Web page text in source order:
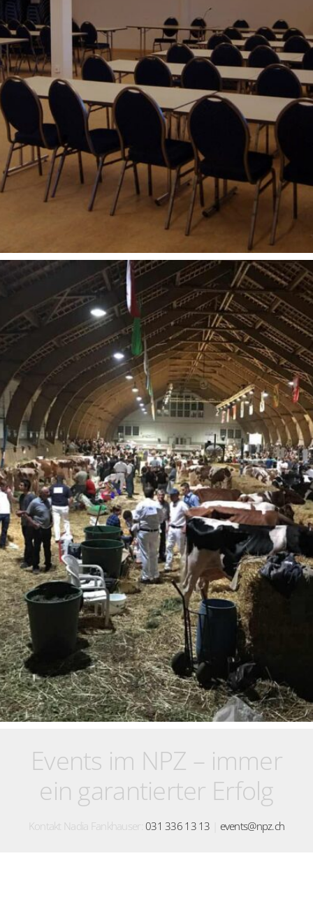
Events im NPZ – immer
ein garantierter Erfolg
Kontakt Nadia Fankhauser:031 336 13 13 events@npz.ch